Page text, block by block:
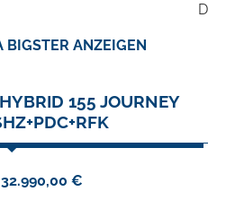
D
BIGSTER ANZEIGEN
155 JOURNEY
32.990,00 €